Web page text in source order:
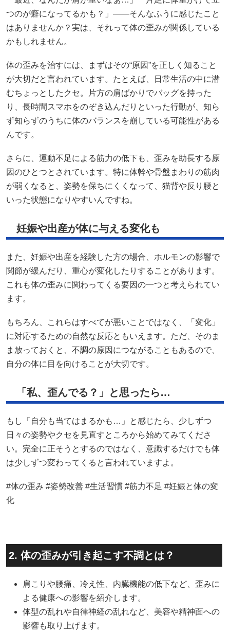
つのが癖になってるかも？」——そんなふうに感じたこと
はありませんか？実は、それって体の歪みが関係している
かもしれません。
体の歪みを治すには、まずはその“原因”を正しく知ること
が大切だと言われています。たとえば、日常生活の中に潜
むちょっとしたクセ。片方の肩ばかりでバッグを持った
り、長時間スマホをのぞき込んだりといった行動が、知ら
ず知らずのうちに体のバランスを崩している可能性がある
んです。
さらに、運動不足による筋力の低下も、歪みを助長する原
因のひとつとされています。特に体幹や骨盤まわりの筋肉
が弱くなると、姿勢を保ちにくくなって、猫背や反り腰と
いった状態になりやすいんですね。
妊娠や出産が体に与える変化も
また、妊娠や出産を経験した方の場合、ホルモンの影響で
関節が緩んだり、重心が変化したりすることがあります。
これも体の歪みに関わってくる要因の一つと考えられてい
ます。
もちろん、これらはすべてが悪いことではなく、「変化」
に対応するための自然な反応ともいえます。ただ、そのま
ま放っておくと、不調の原因につながることもあるので、
自分の体に目を向けることが大切です。
「私、歪んでる？」と思ったら…
もし「自分も当てはまるかも…」と感じたら、少しずつ
日々の姿勢やクセを見直すところから始めてみてくださ
い。完全に正そうとするのではなく、意識するだけでも体
は少しずつ変わってくると言われていますよ。
#体の歪み #姿勢改善 #生活習慣 #筋力不足 #妊娠と体の変
化
2. 体の歪みが引き起こす不調とは？
肩こりや腰痛、冷え性、内臓機能の低下など、歪みに
よる健康への影響を紹介します。
体型の乱れや自律神経の乱れなど、美容や精神面への
影響も取り上げます。​